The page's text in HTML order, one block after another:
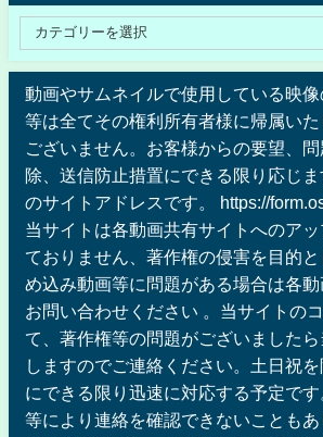
動画やサムネイルで使用している映
等は全てその権利所有者様に帰属い
ございません。お客様からの要望、
除、送信防止措置にできる限り応じ
のサイトアドレスです。 https://
当サイトは各動画共有サイトへのア
ておりません、著作権の侵害を目的
め込み動画等に問題がある場合は各
お問い合わせください 。当サイトの
て、著作権等の問題がございました
しますのでご連絡ください。土日祝
にできる限り迅速に対応する予定で
等により連絡を確認できないこともあ